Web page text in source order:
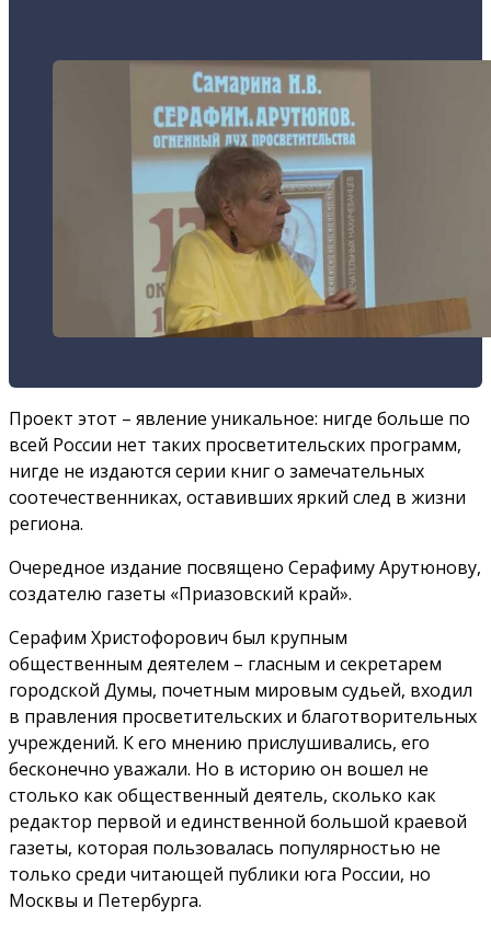
Проект этот – явление уникальное: нигде больше по
всей России нет таких просветительских программ,
нигде не издаются серии книг о замечательных
соотечественниках, оставивших яркий след в жизни
региона.
Очередное издание посвящено Серафиму Арутюнову,
создателю газеты «Приазовский край».
Серафим Христофорович был крупным
общественным деятелем – гласным и секретарем
городской Думы, почетным мировым судьей, входил
в правления просветительских и благотворительных
учреждений. К его мнению прислушивались, его
бесконечно уважали. Но в историю он вошел не
столько как общественный деятель, сколько как
редактор первой и единственной большой краевой
газеты, которая пользовалась популярностью не
только среди читающей публики юга России, но
Москвы и Петербурга.